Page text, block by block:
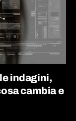
indagini,
cambia e